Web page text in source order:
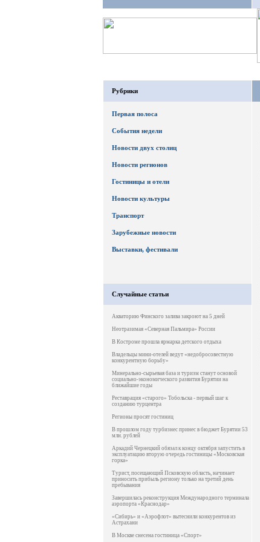
Рубрики
Первая полоса
События недели
Новости двух столиц
Новости регионов
Гостиницы и отели
Новости культуры
Транспорт
Зарубежные новости
Выставки, фестивали
Случайные статьи
Акваторию Финского залива закроют на 5 дней
Неотразимая «Северная Пальмира» России
В Костроме прошла ярмарка детского отдыха
Владельцы мини-отелей ведут «недобросовестную
конкурентную борьбу»
Минерально-сырьевая база и туризм станут основой
социально-экономического развития Бурятии на
ближайшие годы
Реставрация «старого» Тобольска - первый шаг к
созданию турцентра
Регионы просят гостиниц
В прошлом году турбизнес принес в бюджет Бурятии 53
млн. рублей
Аркадий Чернецкий обязал к концу октября запустить в
эксплуатацию вторую очередь гостиницы «Московская
горка»
Турист, посещающий Псковскую область, начинает
приносить прибыль региону только на третий день
пребывания
Завершилась реконструкция Международного терминала
аэропорта «Краснодар»
«Сибирь» и «Аэрофлот» вытеснили конкурентов из
Астрахани
В Москве снесена гостиница «Спорт»